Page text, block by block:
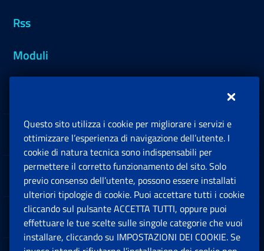
Rss
Moduli
Sedi e Contatti
Software
Note Legali
Questo sito utilizza i cookie per migliorare i servizi e
ottimizzare l’esperienza di navigazione dell’utente. I
cookie di natura tecnica sono indispensabili per
permettere il corretto funzionamento del sito. Solo
previo consenso dell’utente, possono essere installati
ulteriori tipologie di cookie. Puoi accettare tutti i cookie
cliccando sul pulsante ACCETTA TUTTI, oppure puoi
effettuare le tue scelte sulle singole categorie che vuoi
installare, cliccando su IMPOSTAZIONI DEI COOKIE. Se